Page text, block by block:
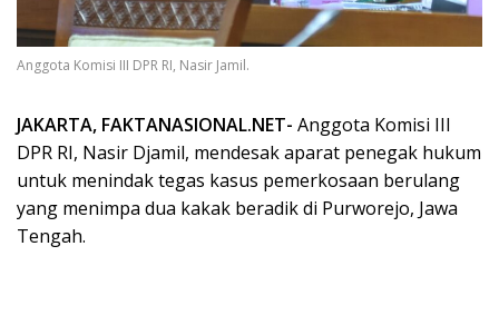
Anggota Komisi III DPR RI, Nasir Jamil.
JAKARTA, FAKTANASIONAL.NET- Anggota Komisi III
DPR RI, Nasir Djamil, mendesak aparat penegak hukum
untuk menindak tegas kasus pemerkosaan berulang
yang menimpa dua kakak beradik di Purworejo, Jawa
Tengah.